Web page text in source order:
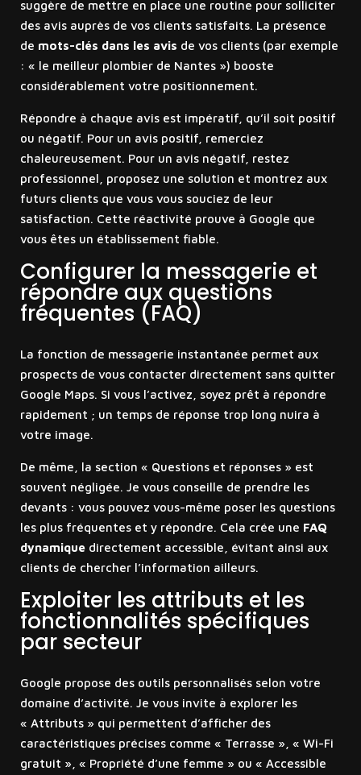
suggère de mettre en place une routine pour solliciter
des avis auprès de vos clients satisfaits. La présence
de mots-clés dans les avis de vos clients (par exemple
: « le meilleur plombier de Nantes ») booste
considérablement votre positionnement.
Répondre à chaque avis est impératif, qu’il soit positif
ou négatif. Pour un avis positif, remerciez
chaleureusement. Pour un avis négatif, restez
professionnel, proposez une solution et montrez aux
futurs clients que vous vous souciez de leur
satisfaction. Cette réactivité prouve à Google que
vous êtes un établissement fiable.
Configurer la messagerie et
répondre aux questions
fréquentes (FAQ)
La fonction de messagerie instantanée permet aux
prospects de vous contacter directement sans quitter
Google Maps. Si vous l’activez, soyez prêt à répondre
rapidement ; un temps de réponse trop long nuira à
votre image.
De même, la section « Questions et réponses » est
souvent négligée. Je vous conseille de prendre les
devants : vous pouvez vous-même poser les questions
les plus fréquentes et y répondre. Cela crée une FAQ
dynamiquedirectement accessible, évitant ainsi aux
clients de chercher l’information ailleurs.
Exploiter les attributs et les
fonctionnalités spécifiques
par secteur
Google propose des outils personnalisés selon votre
domaine d’activité. Je vous invite à explorer les
« Attributs » qui permettent d’afficher des
caractéristiques précises comme « Terrasse », « Wi-Fi
gratuit », « Propriété d’une femme » ou « Accessible